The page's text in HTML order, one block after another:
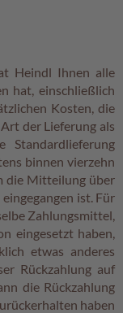
Heindl Ihnen alle
hat, einschließlich
Kosten, die
der Lieferung als
Standardlieferung
binnen vierzehn
die Mitteilung über
ist. Für
Zahlungsmittel,
eingesetzt haben,
etwas anderes
Rückzahlung auf
die Rückzahlung
haben